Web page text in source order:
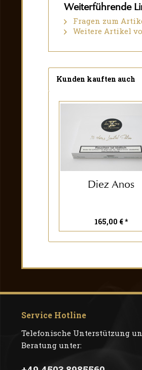
Weiterführende
Fragen zum
Weitere Artikel
Kunden kauften auch
Diez Anos
165,00 € *
Service Hotline
Telefonische Unterstützung
Beratung unter: